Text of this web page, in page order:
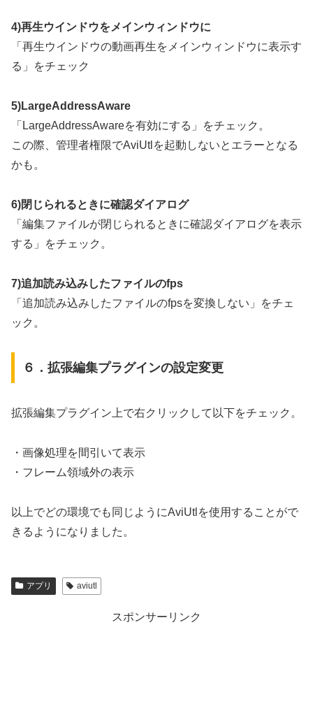
4)再生ウインドウをメインウィンドウに
「再生ウインドウの動画再生をメインウィンドウに表示す
る」をチェック
5)LargeAddressAware
「LargeAddressAwareを有効にする」をチェック。
この際、管理者権限でAviUtlを起動しないとエラーとなる
かも。
6)閉じられるときに確認ダイアログ
「編集ファイルが閉じられるときに確認ダイアログを表示
する」をチェック。
7)追加読み込みしたファイルのfps
「追加読み込みしたファイルのfpsを変換しない」をチェ
ック。
６．拡張編集プラグインの設定変更
拡張編集プラグイン上で右クリックして以下をチェック。
・画像処理を間引いて表示
・フレーム領域外の表示
以上でどの環境でも同じようにAviUtlを使用することがで
きるようになりました。
アプリ aviutl
スポンサーリンク